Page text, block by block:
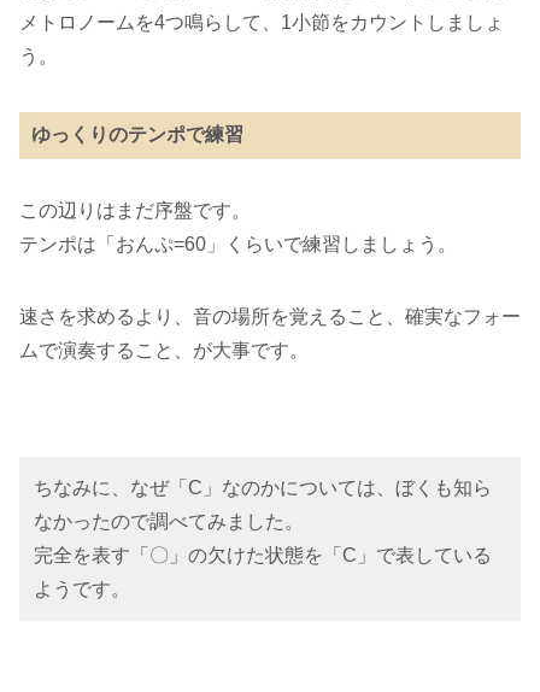
メトロノームを4つ鳴らして、1小節をカウントしましょ
う。
ゆっくりのテンポで練習
この辺りはまだ序盤です。
テンポは「おんぷ=60」くらいで練習しましょう。
速さを求めるより、音の場所を覚えること、確実なフォー
ムで演奏すること、が大事です。
ちなみに、なぜ「C」なのかについては、ぼくも知ら
なかったので調べてみました。
完全を表す「〇」の欠けた状態を「C」で表している
ようです。